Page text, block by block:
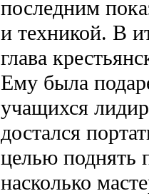
последним
и техникой. В
глава
Ему была
учащихся
достался
целью поднять
насколько